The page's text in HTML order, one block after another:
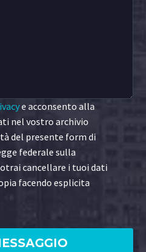
e acconsento alla
nel vostro archivio
del presente form di
federale sulla
cancellare i tuoi dati
facendo esplicita